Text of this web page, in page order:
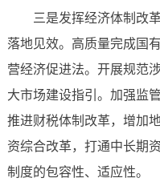
三是发挥经济体制改革
落地见效。高质量完成国
营经济促进法。开展规范
大市场建设指引。加强监
推进财税体制改革，增加
资综合改革，打通中长期
制度的包容性、适应性。